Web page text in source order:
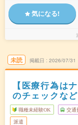
気になる!
未読 掲載日 2026/07/31
【医療行為は
のチェックなど
職種未経験OK 交通
派遣